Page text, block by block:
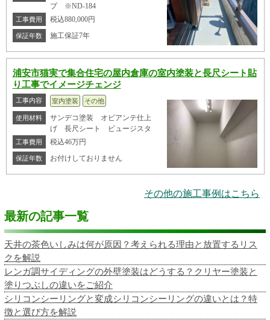
プ ※ND-184
工事費用 税込880,000円
保証年数 施工保証7年
浦安市猫実で集合住宅の屋内倉庫の室内塗装と長尺シート貼
り工事でイメージチェンジ
工事内容 室内塗装 その他
使用材料
サンデコ塗装 オビアンテ仕上
げ 長尺シート ビュージスタ
工事費用 税込46万円
保証年数 お付けしておりません
その他の施工事例はこちら
最新の記事一覧
天井の茶色いしみは何が原因？考えられる理由と放置するリス
クを解説
レンガ調サイディングの外壁塗装はどうする？クリヤー塗装と
塗りつぶしの違いをご紹介
シリコンシーリングと変成シリコンシーリングの違いとは？特
徴と選び方を解説